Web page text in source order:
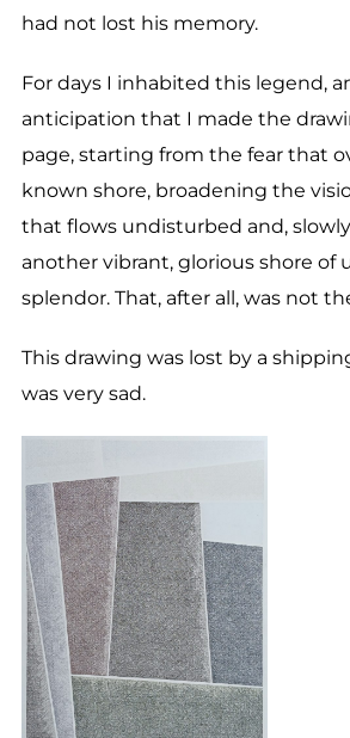
had not lost his memory.
For days I inhabited this legend,
anticipation that I made the
page, starting from the fear that
known shore, broadening the
that flows undisturbed and,
another vibrant, glorious shore of
splendor. That, after all, was not
This drawing was lost by a
was very sad.